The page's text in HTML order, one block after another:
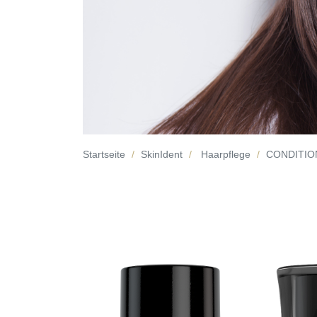
Startseite SkinIdent Haarpflege